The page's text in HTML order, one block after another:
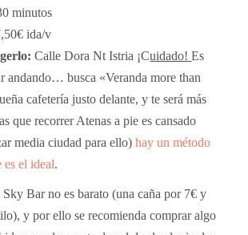
minutos
ida/v
Calle Dora Nt Istria ¡Cuidado!Es
andando… busca «Veranda more than
cafetería justo delante, y te será más
que recorrer Atenas a pie es cansado
media ciudad para ello)hay un método
es el ideal.
Bar no es barato (una caña por 7€ y
y por ello se recomienda comprar algo